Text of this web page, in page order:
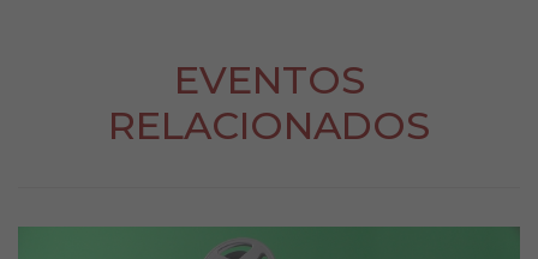
EVENTOS
RELACIONADOS